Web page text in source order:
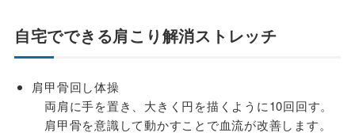
自宅でできる肩こり解消ストレッチ
肩甲骨回し体操
両肩に手を置き、大きく円を描くように10回回す。
肩甲骨を意識して動かすことで血流が改善します。